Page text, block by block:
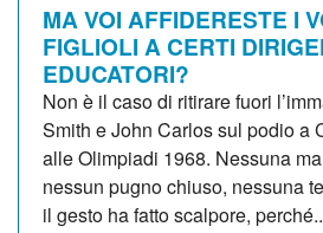
MA VOI AFFIDERESTE I
FIGLIOLI A CERTI
EDUCATORI?
Non è il caso di ritirare fuori
Smith e John Carlos sul podio a
alle Olimpiadi 1968. Nessuna
nessun pugno chiuso, nessuna
il gesto ha fatto scalpore,